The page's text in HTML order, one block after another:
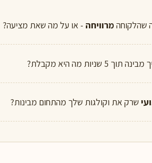
שהלקוחהמרוויחה - או על מה שאת מציעה?
מה היא מקבלת?
שרק את וקולגות שלך מהתחום מבינות?